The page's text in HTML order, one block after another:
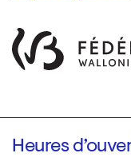
Heures